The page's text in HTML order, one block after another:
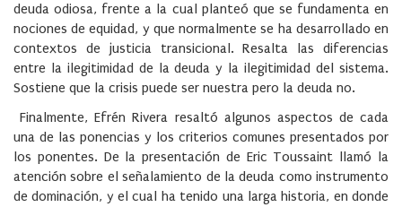
deuda odiosa, frente a la cual planteó que se fundamenta en
nociones de equidad, y que normalmente se ha desarrollado en
contextos de justicia transicional. Resalta las diferencias
entre la ilegitimidad de la deuda y la ilegitimidad del sistema.
Sostiene que la crisis puede ser nuestra pero la deuda no.
Finalmente, Efrén Rivera resaltó algunos aspectos de cada
una de las ponencias y los criterios comunes presentados por
los ponentes. De la presentación de Eric Toussaint llamó la
atención sobre el señalamiento de la deuda como instrumento
de dominación, y el cual ha tenido una larga historia, en donde